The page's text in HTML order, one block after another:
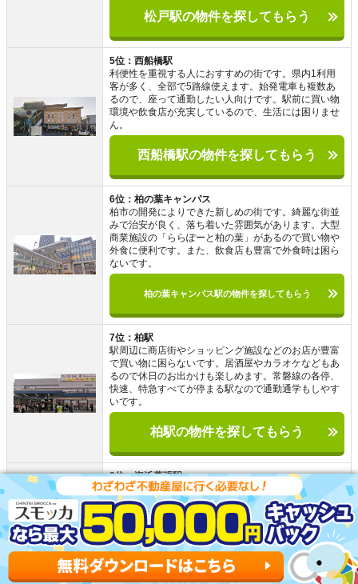
松戸駅の物件を探してもらう
5位：西船橋駅
利便性を重視する人におすすめの街です。県内1利用
客が多く、全部で5路線使えます。始発電車も複数あ
るので、座って通勤したい人向けです。駅前に買い物
環境や飲食店が充実しているので、生活には困りませ
ん。
西船橋駅の物件を探してもらう
6位：柏の葉キャンパス
柏市の開発によりできた新しめの街です。綺麗な街並
みで治安が良く、落ち着いた雰囲気があります。大型
商業施設の「ららぽーと柏の葉」があるので買い物や
外食に便利です。また、飲食店も豊富で外食時は困ら
ないです。
柏の葉キャンパス駅の物件を探してもらう
7位：柏駅
駅周辺に商店街やショッピング施設などのお店が豊富
で買い物に困らないです。居酒屋やカラオケなどもあ
るので休日のお出かけも楽しめます。常磐線の各停、
快速、特急すべてが停まる駅なので通勤通学もしやす
いです。
柏駅の物件を探してもらう
8位：海浜幕張駅
駅周辺には大型ショッピングモールがあるので買い物
には困らないです。さらに緑があふれる公園が海岸沿
いにあるので夏にはバーベキューや海水浴で楽しめま
す。「幕張メッセ」「ZOZOマリンスタジアム」があ
るのでイベント時は駅が混雑します。
海浜幕張駅の物件を探してもらう